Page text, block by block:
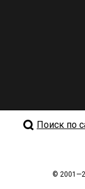
Поиск по
©